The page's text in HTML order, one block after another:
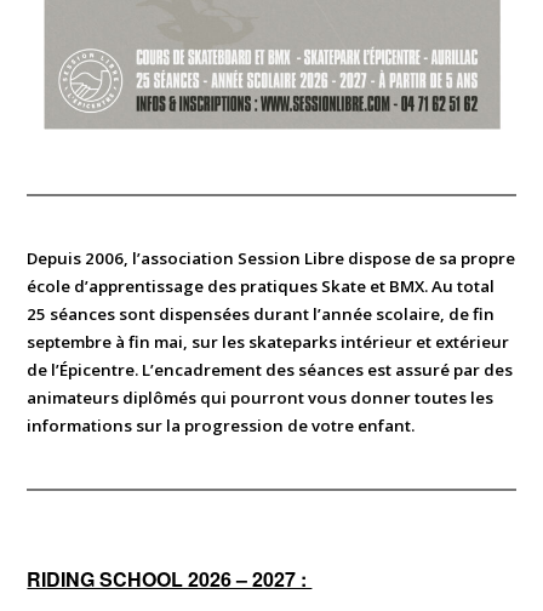
Depuis 2006, l’association Session Libre dispose de sa propre
école d’apprentissage des pratiques Skate et BMX. Au total
25 séances sont dispensées durant l’année scolaire, de fin
septembre à fin mai, sur les skateparks intérieur et extérieur
de l’Épicentre. L’encadrement des séances est assuré par des
animateurs diplômés qui pourront vous donner toutes les
informations sur la progression de votre enfant.
RIDING SCHOOL 2026 – 2027 :